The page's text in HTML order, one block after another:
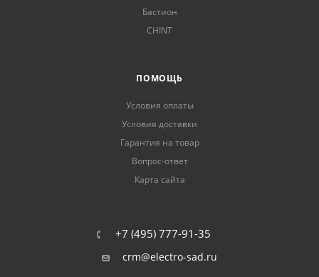
Бастион
CHINT
ПОМОЩЬ
Условия оплаты
Условия доставки
Гарантия на товар
Вопрос-ответ
Карта сайта
+7 (495) 777-91-35
crm@electro-sad.ru